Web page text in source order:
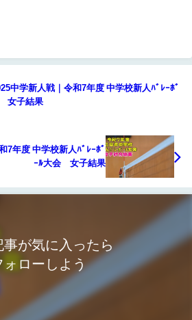
中学新人戦｜令和7年度 中学校新人ﾊﾞﾚｰﾎﾞ
女子結果
7年度 中学校新人ﾊﾞﾚｰﾎﾞ
ｰﾙ大会 女子結果
事が気に入ったら
ォローしよう